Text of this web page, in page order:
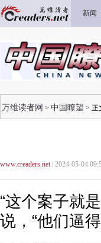
新闻
万维读者网 > 中国瞭望 > 正
www.creaders.net| 2024-05-04
“这个案子就
说，“他们逼